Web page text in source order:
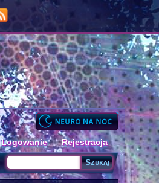
Logowanie Rejestracja
Formularz wyszukiwania